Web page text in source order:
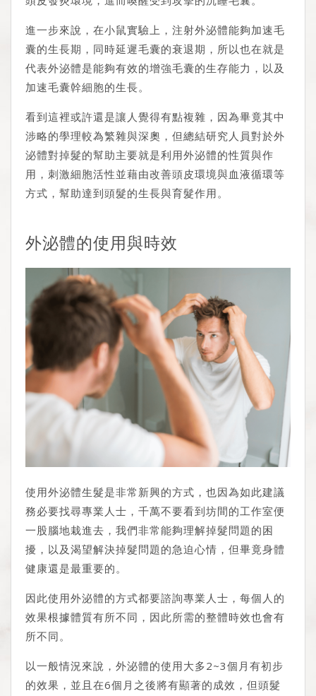
進一步來說，在小鼠實驗上，注射外泌體能夠加速毛
囊的生長期，同時延遲毛囊的衰退期，所以也在就是
代表外泌體是能夠有效的增強毛囊的生存能力，以及
加速毛囊幹細胞的生長。
看到這裡或許還是讓人覺得有點複雜，因為畢竟其中
涉略的學理較為繁雜與深奧，但總結研究人員對於外
泌體對掉髮的幫助主要就是利用外泌體的性質與作
用，刺激細胞活性並藉由改善頭皮環境與血液循環等
方式，幫助達到頭髮的生長與育髮作用。
外泌體的使用與時效
使用外泌體生髮是非常新興的方式，也因為如此建議
務必要找尋專業人士，千萬不要看到坊間的工作室便
一股腦地栽進去，我們非常能夠理解掉髮問題的困
擾，以及渴望解決掉髮問題的急迫心情，但畢竟身體
健康還是最重要的。
因此使用外泌體的方式都要諮詢專業人士，每個人的
效果根據體質有所不同，因此所需的整體時效也會有
所不同。
以一般情況來說，外泌體的使用大多2~3個月有初步
的效果，並且在6個月之後將有顯著的成效，但頭髮